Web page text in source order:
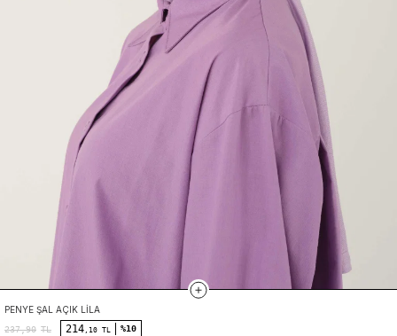
PENYE ŞAL AÇIK LILA
237,90 TL 214 ,10 TL %10